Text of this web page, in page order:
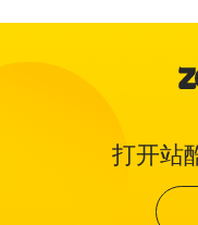
打开站